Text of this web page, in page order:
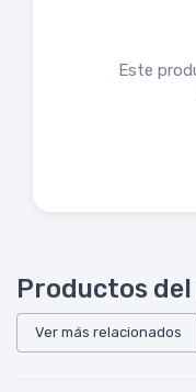
Este
Productos
Ver más relacionados